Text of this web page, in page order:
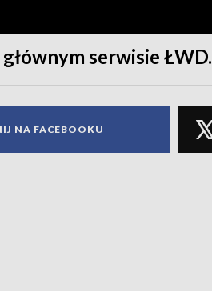
serwisie ŁWD.
NA FACEBOOKU